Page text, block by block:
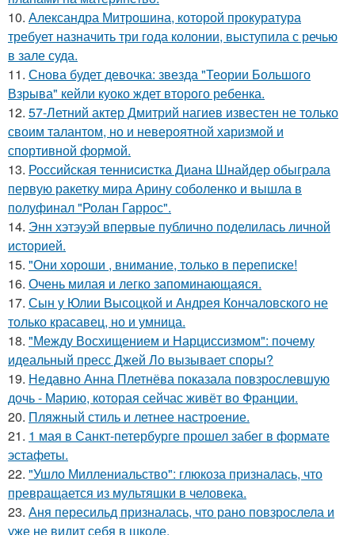
10. Александра Митрошина, которой прокуратура
требует назначить три года колонии, выступила с речью
в зале суда.
11. Снова будет девочка: звезда "Теории Большого
Взрыва" кейли куоко ждет второго ребенка.
12. 57-Летний актер Дмитрий нагиев известен не только
своим талантом, но и невероятной харизмой и
спортивной формой.
13. Российская теннисистка Диана Шнайдер обыграла
первую ракетку мира Арину соболенко и вышла в
полуфинал "Ролан Гаррос".
14. Энн хэтэуэй впервые публично поделилась личной
историей.
15. "Они хороши , внимание, только в переписке!
16. Очень милая и легко запоминающаяся.
17. Сын у Юлии Высоцкой и Андрея Кончаловского не
только красавец, но и умница.
18. "Между Восхищением и Нарциссизмом": почему
идеальный пресс Джей Ло вызывает споры?
19. Недавно Анна Плетнёва показала повзрослевшую
дочь - Марию, которая сейчас живёт во Франции.
20. Пляжный стиль и летнее настроение.
21. 1 мая в Санкт-петербурге прошел забег в формате
эстафеты.
22. "Ушло Миллениальство": глюкоза призналась, что
превращается из мультяшки в человека.
23. Аня пересильд призналась, что рано повзрослела и
уже не видит себя в школе.